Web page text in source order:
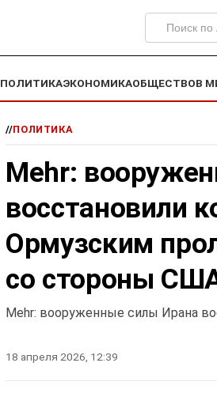
ПОЛИТИКАЭКОНОМИКАОБЩЕСТВОВ
//ПОЛИТИКА
Mehr:
восстановили
Ормузским
со стороны
Mehr: вооруженные силы Ирана
18 апреля 2026, 12:39